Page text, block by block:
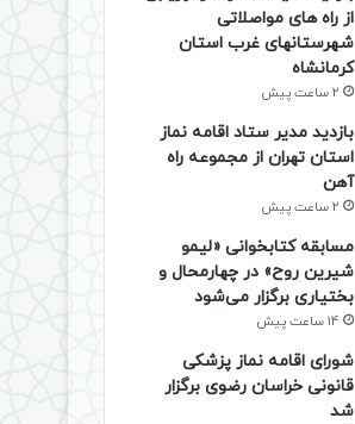
از راه های مواصلاتی
شهرستانهای غرب استان
کرمانشاه
2 ساعت پیش
بازدید مدیر ستاد اقامه نماز
استان تهران از مجموعه راه
آهن
2 ساعت پیش
مسابقه کتابخوانی «لیمو
شیرین روح» در چهارمحال و
بختیاری برگزار می‌شود
14 ساعت پیش
شورای اقامه نماز پزشکی
قانونی خراسان رضوی برگزار
شد